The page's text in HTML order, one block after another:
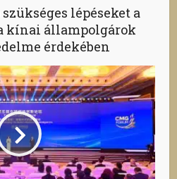
lépéseket a
kínai állampolgárok
érdekében